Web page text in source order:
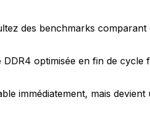
des benchmarks comparant
optimisée en fin de
immédiatement, mais